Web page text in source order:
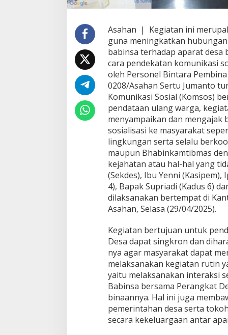
t
D
e
a
D
i
a
k
u
k
a
n
e
r
s
o
n
e
K
o
r
a
m
l
1
6
P
Asahan | Kegiatan ini
guna meningkatkan
babinsa terhadap aparat
cara pendekatan komunikasi
oleh Personel Bintara
0208/Asahan Sertu Jumanto
Komunikasi Sosial (Komsos)
pendataan ulang warga,
menyampaikan dan mengajak
sosialisasi ke masyarakat
lingkungan serta selalu
maupun Bhabinkamtibmas
kejahatan atau hal-hal yang
(Sekdes), Ibu Yenni
4), Bapak Supriadi (Kadus 6)
dilaksanakan bertempat di
Asahan, Selasa (29/04/2025).
Kegiatan bertujuan untuk
Desa dapat singkron dan
nya agar masyarakat dapat
melaksanakan kegiatan rutin
yaitu melaksanakan interaksi
Babinsa bersama Perangkat
binaannya. Hal ini juga
pemerintahan desa serta
secara kekeluargaan antar